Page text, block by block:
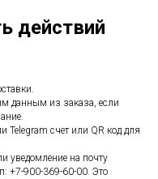
действий
данным из заказа, если
счет или QR код для
уведомление на почту
+7-900-369-60-00. Это